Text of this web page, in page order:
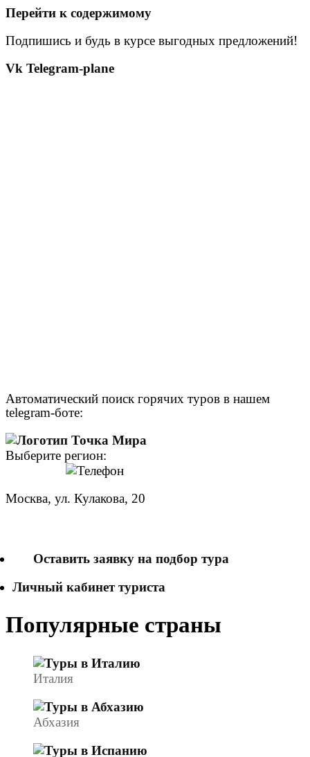
Перейти к содержимому
Подпишись и будь в курсе выгодных предложений!
Vk Telegram-plane
Автоматический поиск горячих туров в нашем
telegram-боте:
Выберите регион:
Москва, ул. Кулакова, 20
Оставить заявку на подбор тура
Личный кабинет туриста
Популярные страны
Италия
Абхазия